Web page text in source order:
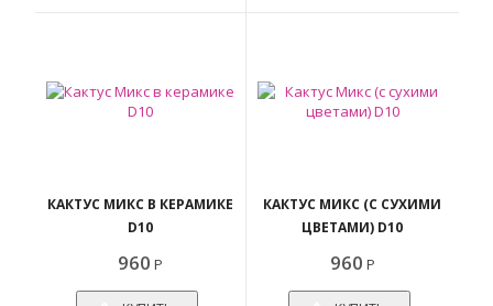
КАКТУС МИКС В КЕРАМИКЕ
D10
960 Р
КАКТУС МИКС (С СУХИМИ
ЦВЕТАМИ) D10
960 Р